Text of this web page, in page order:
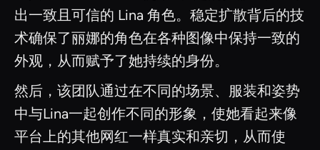
出一致且可信的 Lina 角色。稳定扩散背后的技
术确保了丽娜的角色在各种图像中保持一致的
外观，从而赋予了她持续的身份。
然后，该团队通过在不同的场景、服装和姿势
中与Lina一起创作不同的形象，使她看起来像
平台上的其他网红一样真实和亲切，从而使